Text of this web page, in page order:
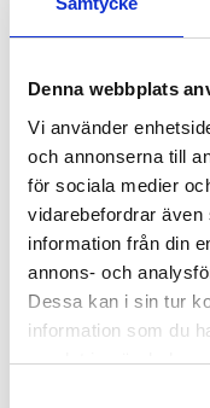
Denna webbplats
Vi använder
och annonserna till
för sociala medier
vidarebefordrar även
information från din
annons- och
Dessa kan i sin tur
information som du
samlat in när du har
dig att hitta rätt person.
din verksamhets behov,
Så tycker
Vi har 4,5 på Trustpilot!
anlita 55Plus.
Offertförfrågan
Kanske du
Fastighetsskötsel